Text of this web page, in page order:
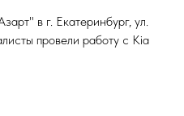
в г. Екатеринбург, ул.
провели работу с Kia